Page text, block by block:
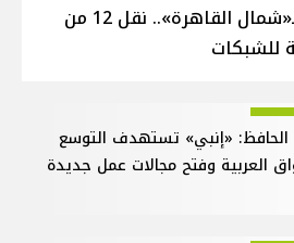
حركة تنقلات جديدة بـ«شمال القاهرة».. نقل 12 من
للشبكات
«إنبي» تستهدف التوسع
العربية وفتح مجالات عمل جديدة